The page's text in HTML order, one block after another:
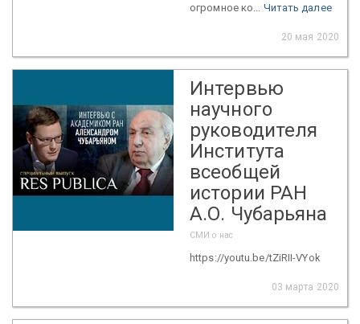
огромное ко... Читать далее
20 мая 2020
Интервью
научного
руководителя
Института
всеобщей
истории РАН
А.О. Чубарьяна
СМИ о нас
https://youtu.be/tZiRII-VYok
03 марта 2020